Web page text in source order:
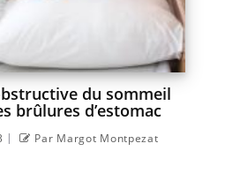
du sommeil
brûlures d’estomac
| Par Margot Montpezat